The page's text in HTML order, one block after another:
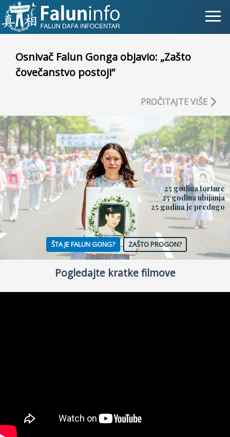
Zašto progon?
Objave za medije
Lična iskustva
Najnovije vesti
Slike
TV
Kontakt
Fejsbuk
Drugi jezici
Osnivač Falun Gonga objavio: „Zašto
čovečanstvo postoji“
PROČITAJTE VIŠE
25 godina torture
25 godina ubijanja
25 godina je predugo
ŠTA JE FALUN GONG? ZAŠTO PROGON?
Pogledajte kratke filmove